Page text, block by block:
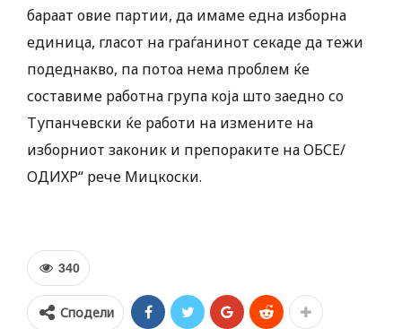
бараат овие партии, да имаме една изборна
единица, гласот на граѓанинот секаде да тежи
подеднакво, па потоа нема проблем ќе
составиме работна група која што заедно со
Тупанчевски ќе работи на измените на
изборниот законик и препораките на ОБСЕ/
ОДИХР“ рече Мицкоски.
340
Сподели